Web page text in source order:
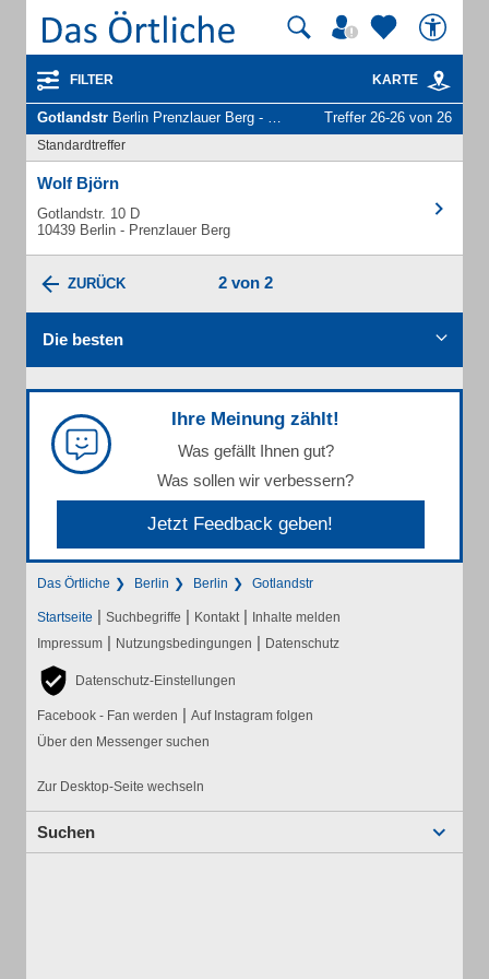
FILTER KARTE
Gotlandstr Berlin Prenzlauer Berg - Unternehmen und Personen Treffer 26-26 von 26
Standardtreffer
Wolf Björn
Gotlandstr. 10 D
10439 Berlin - Prenzlauer Berg
ZURÜCK 2 von 2
Die besten
Ihre Meinung zählt!
Was gefällt Ihnen gut?
Was sollen wir verbessern?
Jetzt Feedback geben!
Das Örtliche Berlin Berlin Gotlandstr
Startseite | Suchbegriffe | Kontakt | Inhalte melden
Impressum | Nutzungsbedingungen | Datenschutz
Datenschutz-Einstellungen
Facebook - Fan werden | Auf Instagram folgen
Über den Messenger suchen
Zur Desktop-Seite wechseln
Suchen